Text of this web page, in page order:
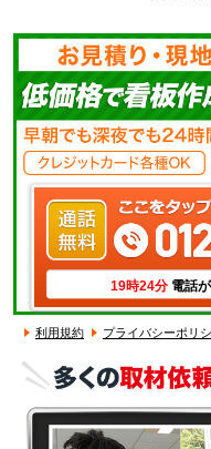
19時24分 電話
利用規約 プライバシーポリ